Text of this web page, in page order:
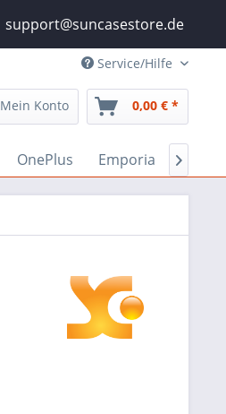
support@suncasestore.de
Service/Hilfe
Mein Konto 0,00 € *
OnePlus Emporia 